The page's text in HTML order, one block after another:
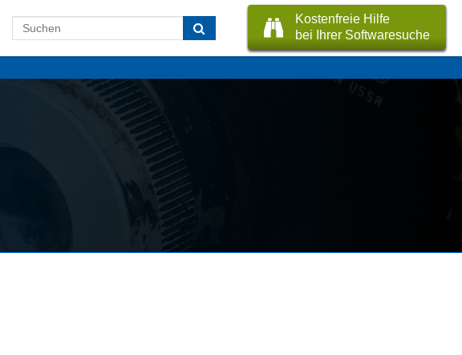
Kostenfreie Hilfe
bei Ihrer Softwaresuche